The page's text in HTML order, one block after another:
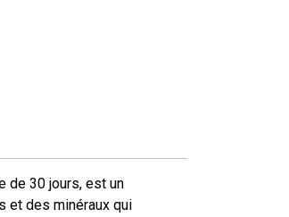
de 30 jours, est un
et des minéraux qui